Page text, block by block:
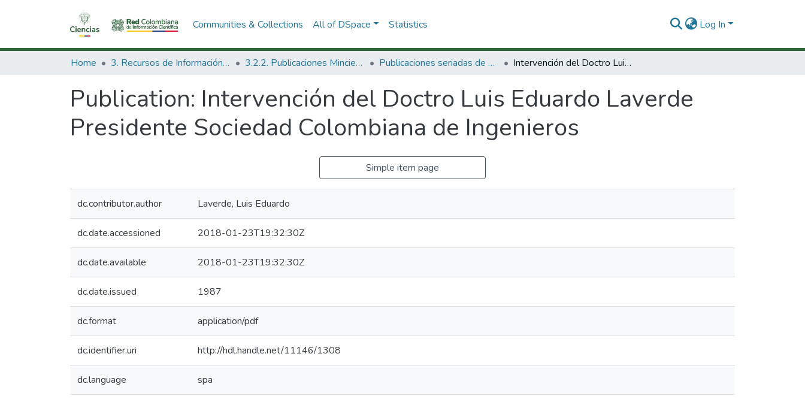
Communities & Collections All of DSpace Statistics Log In
Home 3. Recursos de Información Científica y Tecnológica 3.2.2. Publicaciones Minciencias Publicaciones seriadas de Minciencias Intervención del Doctro Luis Eduardo Laverde Presidente Sociedad Colombiana de Ingenieros
Publication: Intervención del Doctro Luis Eduardo Laverde
Presidente Sociedad Colombiana de Ingenieros
Simple item page
dc.contributor.author Laverde, Luis Eduardo
dc.date.accessioned 2018-01-23T19:32:30Z
dc.date.available 2018-01-23T19:32:30Z
dc.date.issued 1987
dc.format application/pdf
dc.identifier.uri http://hdl.handle.net/11146/1308
dc.language spa